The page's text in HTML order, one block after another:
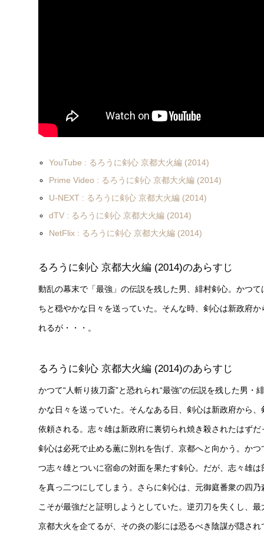
YouTube : るろうに剣心 京都大火編 (2014)
Prime Video : るろうに剣心 京都大火編 (2014)
U-NEXT : るろうに剣心 京都大火編 (2014)
dTV : るろうに剣心 京都大火編 (2014)
NetFlix : るろうに剣心 京都大火編 (2014)
るろうに剣心 京都大火編 (2014)のあらすじ
動乱の幕末で「最強」の伝説を残した男、緋村剣心。かつ
ちと穏やかな日々を送っていた。そんな時、剣心は新政府
れるが・・・。
るろうに剣心 京都大火編 (2014)のあらすじ
かつて“人斬り抜刀斎”と恐れられ“最強”の伝説を残した男
かな日々を送っていた。そんなある日、剣心は新政府から
依頼される。志々雄は新政府に裏切られ焼き殺されたはず
剣心は必死で止める薫に別れを告げ、京都へと向かう。か
つ志々雄とついに宿命の対面を果たす剣心。だが、志々雄
を真っ二つにしてしまう。さらに剣心は、元御庭番衆の四
こそが最強だと証明しようとしていた。逆刃刀を失くし、
京都大火を企てるが、その炎の影には恐るべき陰謀が隠さ